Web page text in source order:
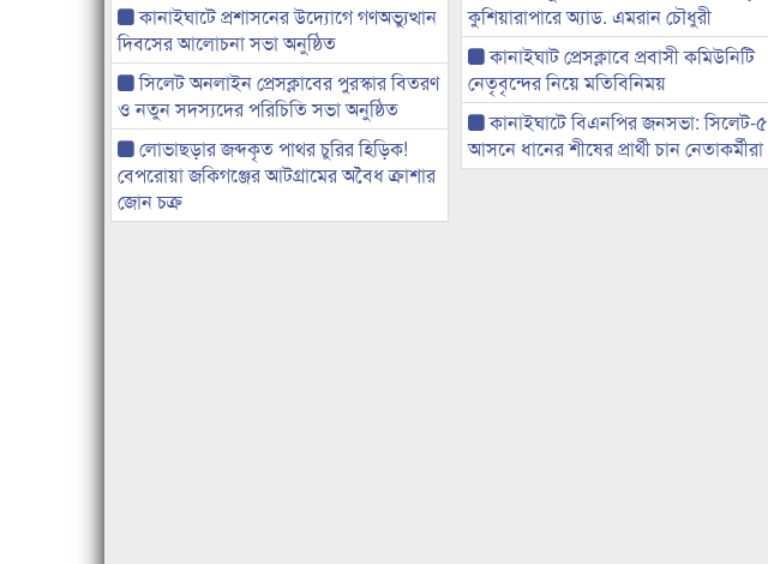
কানাইঘাটে প্রশাসনের উদ্যোগে গণঅভ্যুত্থান
দিবসের আলোচনা সভা অনুষ্ঠিত
সিলেট অনলাইন প্রেসক্লাবের পুরস্কার বিতরণ
ও নতুন সদস্যদের পরিচিতি সভা অনুষ্ঠিত
লোভাছড়ার জব্দকৃত পাথর চুরির হিড়িক!
বেপরোয়া জকিগঞ্জের আটগ্রামের অবৈধ ক্রাশার
জোন চক্র
কুশিয়ারাপারে অ্যাড. এমরান চৌধুরী
কানাইঘাট প্রেসক্লাবে প্রবাসী কমিউনিটি
নেতৃবৃন্দের নিয়ে মতিবিনিময়
কানাইঘাটে বিএনপির জনসভা: সিলেট-৫
আসনে ধানের শীষের প্রার্থী চান নেতাকর্মীরা